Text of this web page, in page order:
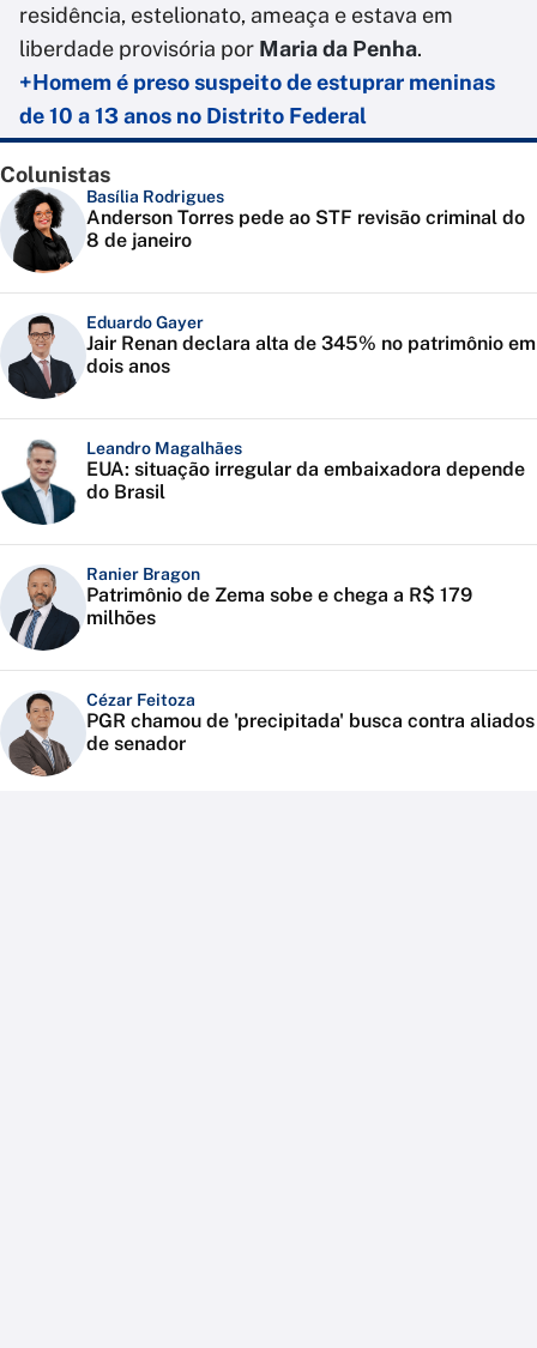
residência, estelionato, ameaça e estava em
liberdade provisória por Maria da Penha.
+Homem é preso suspeito de estuprar meninas
de 10 a 13 anos no Distrito Federal
Colunistas
Basília Rodrigues
Anderson Torres pede ao STF revisão criminal do
8 de janeiro
Eduardo Gayer
Jair Renan declara alta de 345% no patrimônio em
dois anos
Leandro Magalhães
EUA: situação irregular da embaixadora depende
do Brasil
Ranier Bragon
Patrimônio de Zema sobe e chega a R$ 179
milhões
Cézar Feitoza
PGR chamou de 'precipitada' busca contra aliados
de senador